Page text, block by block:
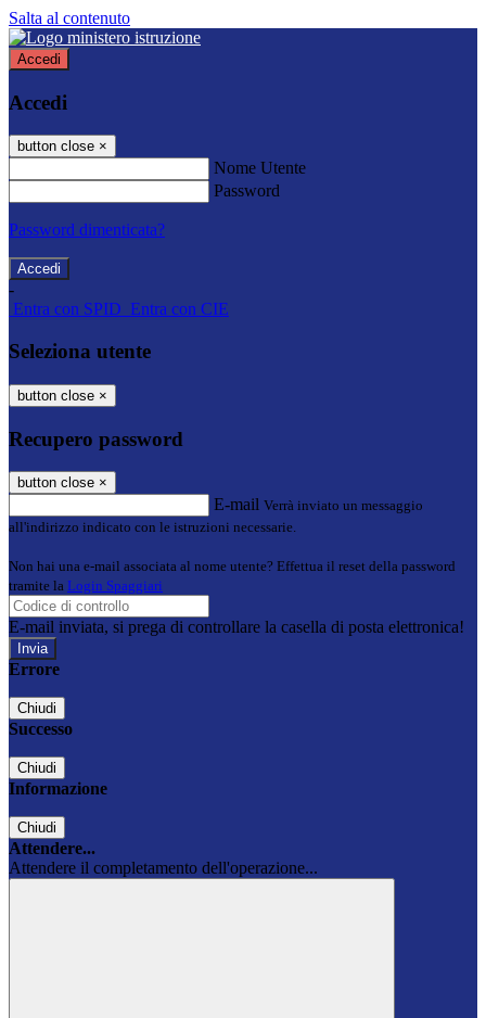
Salta al contenuto
Accedi
Accedi
button close ×
Nome Utente
Password
Password dimenticata?
-
Entra con SPID Entra con CIE
Seleziona utente
button close ×
Recupero password
button close ×
E-mail Verrà inviato un messaggio
all'indirizzo indicato con le istruzioni necessarie.
Non hai una e-mail associata al nome utente? Effettua il reset della password
tramite la Login Spaggiari
E-mail inviata, si prega di controllare la casella di posta elettronica!
Errore
Chiudi
Successo
Chiudi
Informazione
Chiudi
Attendere...
Attendere il completamento dell'operazione...